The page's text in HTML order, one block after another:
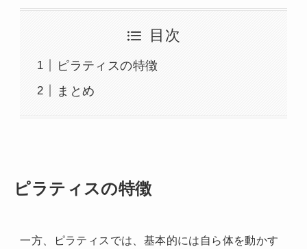
目次
ピラティスの特徴
まとめ
ピラティスの特徴
一方、ピラティスでは、基本的には自ら体を動かす